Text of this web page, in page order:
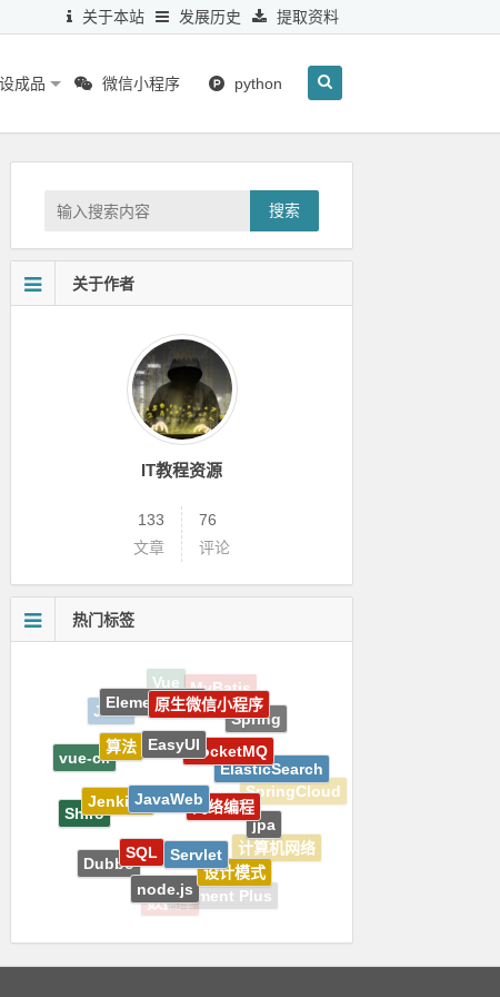
关于本站 发展历史 提取资料
成品 微信小程序 python
搜索
关于作者
IT教程资源
133
文章
76
评论
热门标签
Java
ElementPlus原生微信小程序
Spring
vue-cli
算法 EasyUIRocketMQ
ElasticSearch
SpringCloud
Shiro
JenkinsJavaWeb网络编程
jpa
计算机网络
Dubbo
SQL
Servlet
设计模式
Element Plus
数据库
node.js